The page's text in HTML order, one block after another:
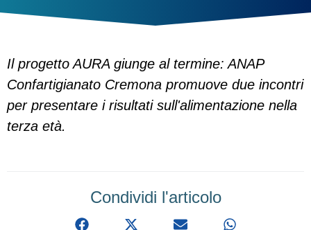
Il progetto AURA giunge al termine: ANAP
Confartigianato Cremona promuove due incontri
per presentare i risultati sull'alimentazione nella
terza età.
Condividi l'articolo